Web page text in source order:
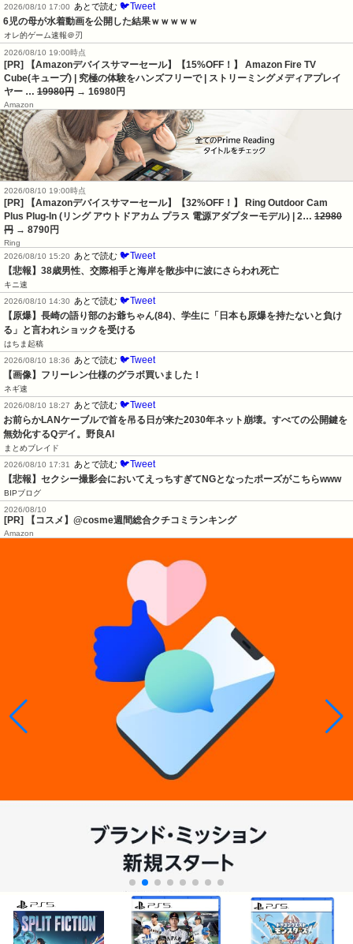
2026/08/10 17:00 あとで読む 🐦Tweet
6児の母が水着動画を公開した結果ｗｗｗｗｗ
オレ的ゲーム速報＠刃
2026/08/10 19:00時点
[PR] 【Amazonデバイスサマーセール】【15%OFF！】 Amazon Fire TV
Cube(キューブ) | 究極の体験をハンズフリーで | ストリーミングメディアプレイ
ヤー … 19980円 → 16980円
Amazon
2026/08/10 19:00時点
[PR] 【Amazonデバイスサマーセール】【32%OFF！】 Ring Outdoor Cam
Plus Plug-In (リング アウトドアカム プラス 電源アダプターモデル) | 2… 12980
円 → 8790円
Ring
2026/08/10 15:20
あとで読む 🐦Tweet
【悲報】38歳男性、交際相手と海岸を散歩中に波にさらわれ死亡
キニ速
2026/08/10 14:30
あとで読む 🐦Tweet
【原爆】長崎の語り部のお爺ちゃん(84)、学生に「日本も原爆を持たないと負け
る」と言われショックを受ける
はちま起稿
2026/08/10 18:36
あとで読む 🐦Tweet
【画像】フリーレン仕様のグラボ買いました！
ネギ速
2026/08/10 18:27
あとで読む 🐦Tweet
お前らかLANケーブルで首を吊る日が来た2030年ネット崩壊。すべての公開鍵を
無効化するQデイ。野良AI
まとめブレイド
2026/08/10 17:31
あとで読む 🐦Tweet
【悲報】セクシー撮影会においてえっちすぎてNGとなったポーズがこちらwww
BIPブログ
2026/08/10
[PR] 【コスメ】@cosme週間総合クチコミランキング
Amazon